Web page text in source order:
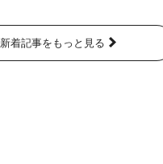
新着記事をもっと見る